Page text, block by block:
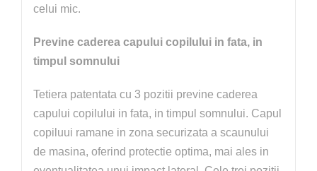
celui mic.
Previne caderea capului copilului in fata, in
timpul somnului
Tetiera patentata cu 3 pozitii previne caderea
capului copilului in fata, in timpul somnului. Capul
copiluui ramane in zona securizata a scaunului
de masina, oferind protectie optima, mai ales in